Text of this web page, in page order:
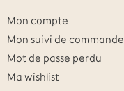
Mon compte
Mon suivi de commande
Mot de passe perdu
Ma wishlist